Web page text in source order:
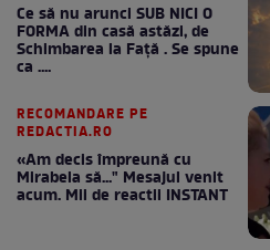
Ce să nu arunci SUB NICI O
FORMA din casă astăzi, de
Schimbarea la Față . Se spune
ca ....
RECOMANDARE PE
REDACTIA.RO
«Am decis împreună cu
Mirabela să..." Mesajul venit
acum. Mii de reactii INSTANT